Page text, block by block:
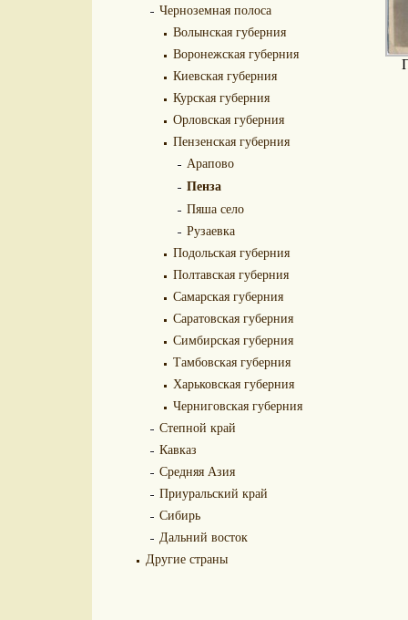
Черноземная полоса
Волынская губерния
Воронежская губерния
Киевская губерния
Курская губерния
Орловская губерния
Пензенская губерния
Арапово
Пенза
Пяша село
Рузаевка
Подольская губерния
Полтавская губерния
Самарская губерния
Саратовская губерния
Симбирская губерния
Тамбовская губерния
Харьковская губерния
Черниговская губерния
Степной край
Кавказ
Средняя Азия
Приуральский край
Сибирь
Дальний восток
Другие страны